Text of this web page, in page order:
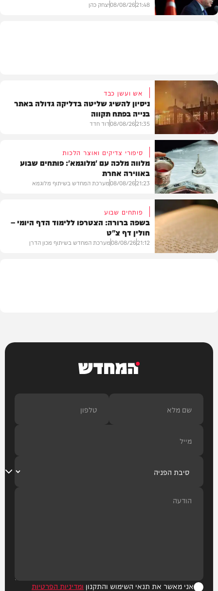
21:48
08/08/26יצחק כהן
חדשות
אש ועשן כבד
ניסיון להשיג שליטה בדליקה גדולה באתר
בנייה בפתח תקווה
21:35
08/08/26דוד חדד
סיפורי צדיקים ואוצר הלכות
מלווה מלכה עם 'מלוגמא': פותחים שבוע
באווירה אחרת
21:23
08/08/26מערכת המחדש בשיתוף מלוגמא
פותחים שבוע
בשפה ברורה: הצטרפו ללימוד הדף היומי –
חולין דף צ"ט
21:12
08/08/26מערכת המחדש בשיתוף מכון הדרן
המחדש
אני מאשר את תנאי השימוש והתקנון ומדיניות הפרטיות